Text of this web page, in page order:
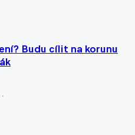
Budu cílit na korunu